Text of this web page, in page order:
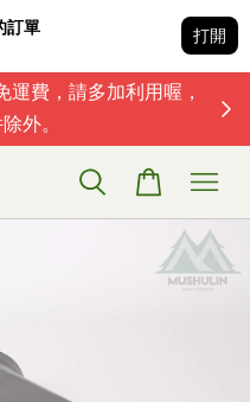
訂單 打開
運費，請多加利用喔，
外。